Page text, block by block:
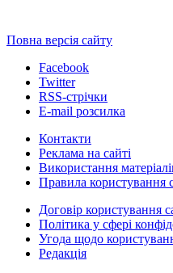
Повна версія сайту
Facebook
Twitter
RSS-стрічки
E-mail розсилка
Контакти
Реклама на сайті
Використання
Правила користування
Договір користування
Політика у сфері
Угода щодо
Редакція